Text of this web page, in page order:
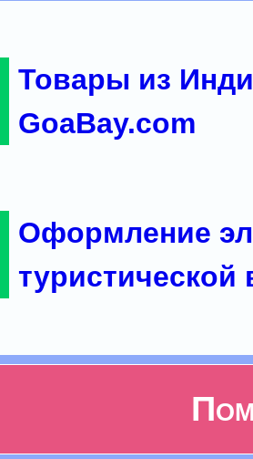
Товары из
GoaBay.com
Оформление